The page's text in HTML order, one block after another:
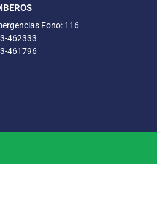
Fono: 116
462333
461796